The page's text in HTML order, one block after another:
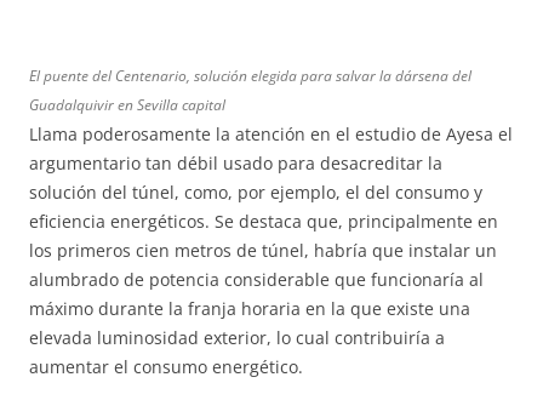
El puente del Centenario, solución elegida para salvar la dársena del
Guadalquivir en Sevilla capital
Llama poderosamente la atención en el estudio de Ayesa el
argumentario tan débil usado para desacreditar la
solución del túnel, como, por ejemplo, el del consumo y
eficiencia energéticos. Se destaca que, principalmente en
los primeros cien metros de túnel, habría que instalar un
alumbrado de potencia considerable que funcionaría al
máximo durante la franja horaria en la que existe una
elevada luminosidad exterior, lo cual contribuiría a
aumentar el consumo energético.